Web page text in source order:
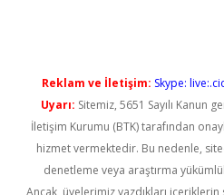
Reklam ve İletişim: Skype:
Uyarı: Sitemiz, 5651 Sayılı Kanun
İletişim Kurumu (BTK) tarafından
hizmet vermektedir. Bu nedenle,
denetleme veya araştırma
Ancak, üyelerimiz yazdıkları